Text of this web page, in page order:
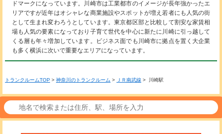
ドマークになっています。川崎市は工業都市のイメージが長年強かったエ
リアですが近年はオシャレな商業施設やスポットが増え若者にも人気の街
として生まれ変わろうとしています。東京都区部と比較して割安な家賃相
場も人気の要素になっており子育て世代を中心に新たに川崎に引っ越して
くる層も年々増加しています。ビジネス面でも川崎市に拠点を置く大企業
も多く横浜に次いで重要なエリアになっています。
トランクルームTOP > 神奈川のトランクルーム > ＪＲ南武線 > 川崎駅